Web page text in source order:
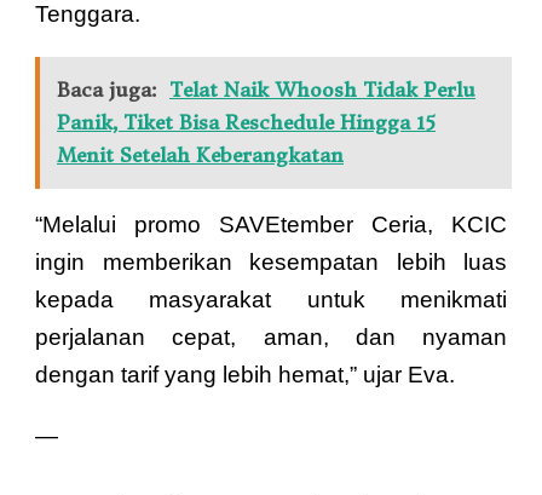
Tenggara.
Baca juga: Telat Naik Whoosh Tidak Perlu
Panik, Tiket Bisa Reschedule Hingga 15
Menit Setelah Keberangkatan
“Melalui promo SAVEtember Ceria, KCIC
ingin memberikan kesempatan lebih luas
kepada masyarakat untuk menikmati
perjalanan cepat, aman, dan nyaman
dengan tarif yang lebih hemat,” ujar Eva.
—